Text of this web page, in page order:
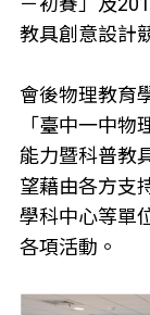
教具創意設計
會後物理教育
「臺中一中
能力暨科普教
望藉由各方支
學科中心等單
各項活動。